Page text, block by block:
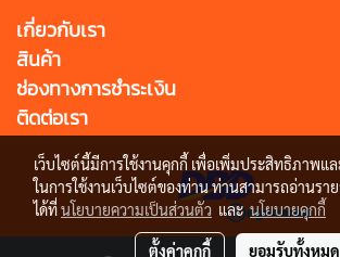
เกี่ยวกับเรา
สินค้า
ช่องทางการชำระเงิน
ติดต่อเรา
เว็บไซต์นี้มีการใช้งานคุกกี้ เพื่อเพิ่มประสิทธิภาพ
ในการใช้งานเว็บไซต์ของท่าน ท่านสามารถอ่านรา
ได้ที่นโยบายความเป็นส่วนตัว และนโยบายคุกกี้
ตั้งค่าคุกกี้ ยอมรับทั้งหมด